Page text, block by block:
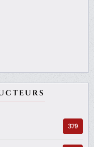
379